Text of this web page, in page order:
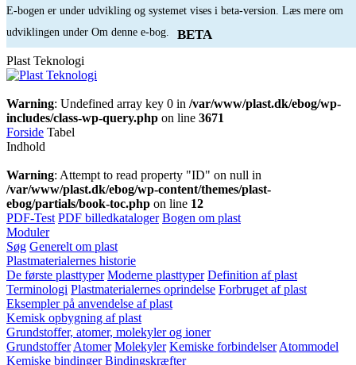
E-bogen er under udvikling og systemet vises i beta-version. Læs mere om
udviklingen under Om denne e-bog.
BETA
Plast Teknologi
Warning: Undefined array key 0 in /var/www/plast.dk/ebog/wp-
includes/class-wp-query.php on line 3671
Forside Tabel
Indhold
Warning: Attempt to read property "ID" on null in
/var/www/plast.dk/ebog/wp-content/themes/plast-
ebog/partials/book-toc.php on line 12
PDF-Test PDF billedkataloger Bogen om plast
Moduler
Søg Generelt om plast
Plastmaterialernes historie
De første plasttyper Moderne plasttyper Definition af plast
Terminologi Plastmaterialernes oprindelse Forbruget af plast
Eksempler på anvendelse af plast
Kemisk opbygning af plast
Grundstoffer, atomer, molekyler og ioner
Grundstoffer Atomer Molekyler Kemiske forbindelser Atommodel
Kemiske bindinger Bindingskræfter